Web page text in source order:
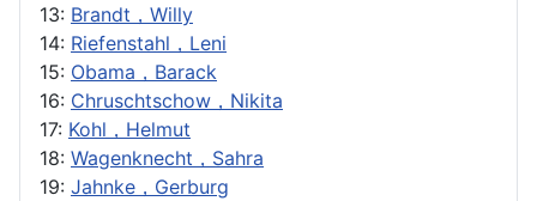
13: Brandt，Willy
14: Riefenstahl，Leni
15: Obama，Barack
16: Chruschtschow，Nikita
17: Kohl，Helmut
18: Wagenknecht，Sahra
19: Jahnke，Gerburg